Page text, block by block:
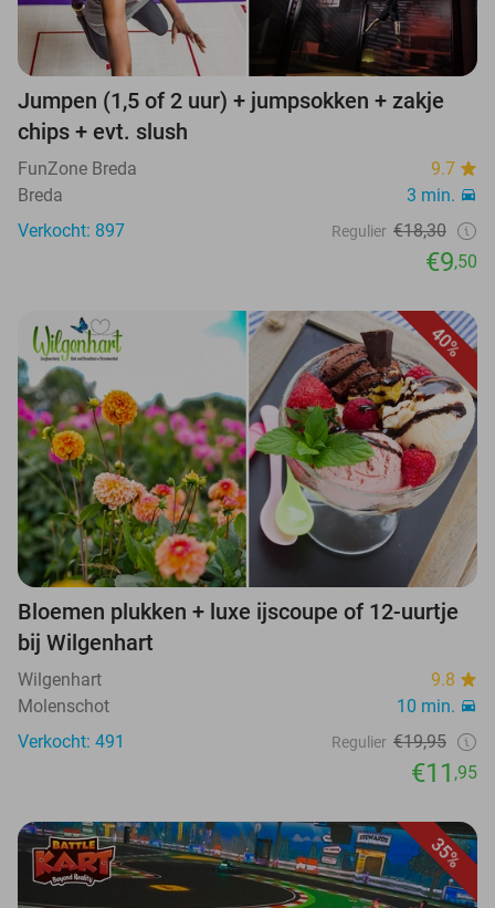
Jumpen (1,5 of 2 uur) + jumpsokken + zakje
chips + evt. slush
FunZone Breda
9.7
Breda
3 min.
Verkocht: 897
Regulier €18,30
€9,50
40%
Bloemen plukken + luxe ijscoupe of 12-uurtje
bij Wilgenhart
Wilgenhart
9.8
Molenschot
10 min.
Verkocht: 491
Regulier €19,95
€11 ,95
35%